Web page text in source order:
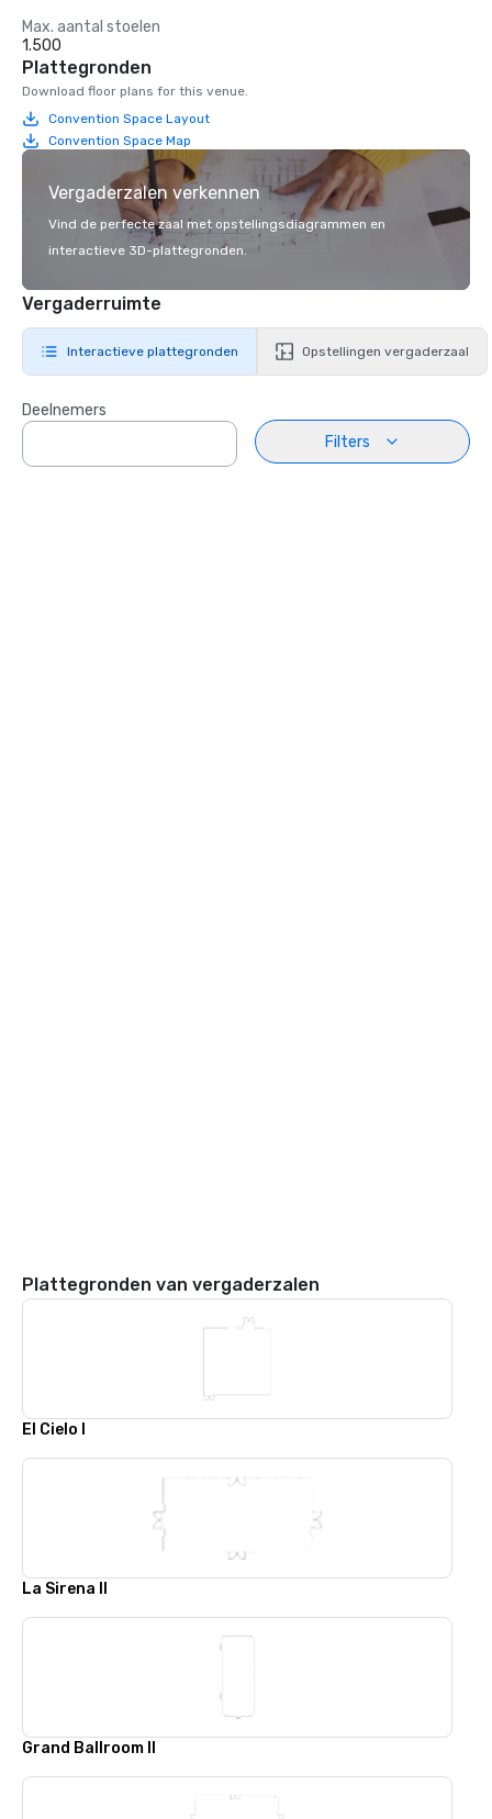
Max. aantal stoelen
1.500
Plattegronden
Download floor plans for this venue.
Convention Space Layout
Convention Space Map
Vergaderzalen verkennen
Vind de perfecte zaal met opstellingsdiagrammen en
interactieve 3D-plattegronden.
Vergaderruimte
Interactieve plattegronden Opstellingen vergaderzaal
Deelnemers
Filters
Plattegronden van vergaderzalen
El Cielo I
La Sirena II
Grand Ballroom II